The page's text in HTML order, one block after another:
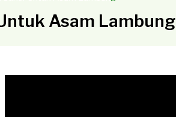
Asam Lambung